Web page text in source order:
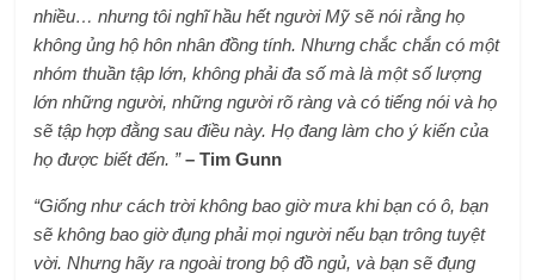
nhiều… nhưng tôi nghĩ hầu hết người Mỹ sẽ nói rằng họ
không ủng hộ hôn nhân đồng tính. Nhưng chắc chắn có một
nhóm thuần tập lớn, không phải đa số mà là một số lượng
lớn những người, những người rõ ràng và có tiếng nói và họ
sẽ tập hợp đằng sau điều này. Họ đang làm cho ý kiến ​​của
họ được biết đến. ”– Tim Gunn
“Giống như cách trời không bao giờ mưa khi bạn có ô, bạn
sẽ không bao giờ đụng phải mọi người nếu bạn trông tuyệt
vời. Nhưng hãy ra ngoài trong bộ đồ ngủ, và bạn sẽ đụng